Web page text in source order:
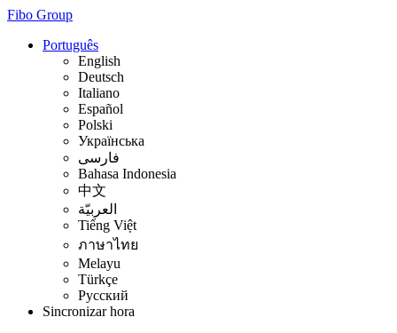
Fibo Group
Português
English
Deutsch
Italiano
Español
Polski
Українська
فارسی
Bahasa Indonesia
中文
العربيّة
Tiếng Việt
ภาษาไทย
Melayu
Türkçe
Русский
Sincronizar hora